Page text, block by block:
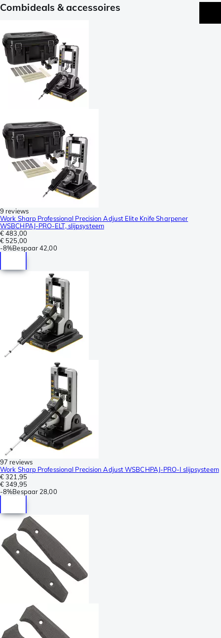
Combideals & accessoires
9 reviews
Work Sharp Professional Precision Adjust Elite Knife Sharpener
WSBCHPAJ-PRO-ELT, slijpsysteem
€ 483,00
€ 525,00
-8%Bespaar42,00
97 reviews
Work Sharp Professional Precision Adjust WSBCHPAJ-PRO-I slijpsysteem
€ 321,95
€ 349,95
-8%Bespaar 28,00